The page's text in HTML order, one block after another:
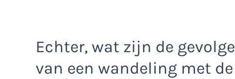
Echter, wat zijn de
van een wandeling met